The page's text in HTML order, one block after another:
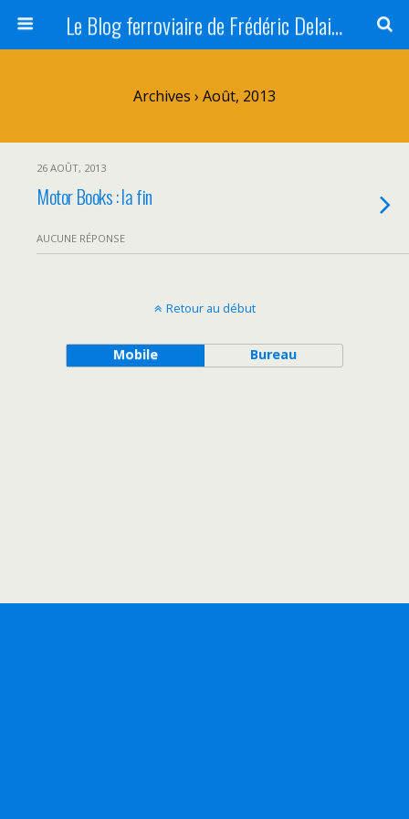
Le Blog ferroviaire de Frédéric Delaitre
Archives › Août, 2013
26 AOÛT, 2013
Motor Books : la fin
AUCUNE RÉPONSE
Retour au début
Mobile Bureau